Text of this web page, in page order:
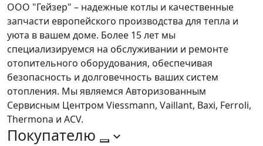
ООО "Гейзер" – надежные котлы и качественные
запчасти европейского производства для тепла и
уюта в вашем доме. Более 15 лет мы
специализируемся на обслуживании и ремонте
отопительного оборудования, обеспечивая
безопасность и долговечность ваших систем
отопления. Мы являемся Авторизованным
Сервисным Центром Viessmann, Vaillant, Baxi, Ferroli,
Thermona и ACV.
Покупателю